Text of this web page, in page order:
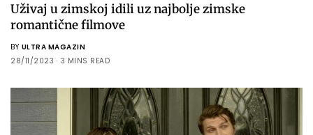
Uživaj u zimskoj idili uz najbolje zimske
romantične filmove
BY ULTRA MAGAZIN
28/11/2023
3 MINS READ